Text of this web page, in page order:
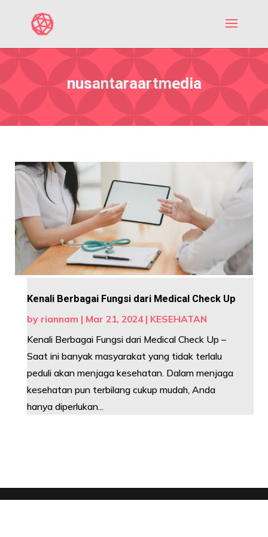
nusantaraartmedia
Kenali Berbagai Fungsi dari Medical Check Up
by riannam | Mar 21, 2024| KESEHATAN
Kenali Berbagai Fungsi dari Medical Check Up –
Saat ini banyak masyarakat yang tidak terlalu
peduli akan menjaga kesehatan. Dalam menjaga
kesehatan pun terbilang cukup mudah, Anda
hanya diperlukan...